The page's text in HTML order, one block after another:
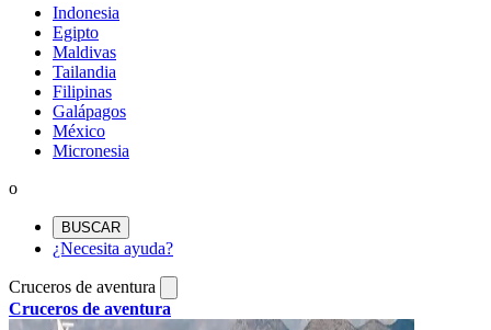
Indonesia
Egipto
Maldivas
Tailandia
Filipinas
Galápagos
México
Micronesia
o
BUSCAR
¿Necesita ayuda?
Cruceros de aventura
Cruceros de aventura